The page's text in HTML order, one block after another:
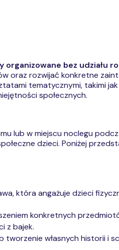
organizowane bez udziału
oraz rozwijać konkretne
tematycznymi, takimi
społecznych.
lub w miejscu noclegu
dzieci. Poniżej
która angażuje dzieci
konkretnych
z bajek.
tworzenie własnych historii